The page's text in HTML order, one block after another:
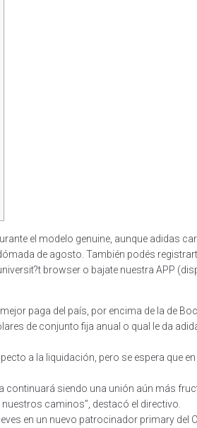
el modelo genuine, aunque adidas
de agosto. También podés
browser o bajate nuestra APP
paga del país, por encima de la de
de conjunto fija anual o qual le da
a la liquidación, pero se espera que
continuará siendo una unión aún más
caminos”, destacó el directivo.
en un nuevo patrocinador primary del